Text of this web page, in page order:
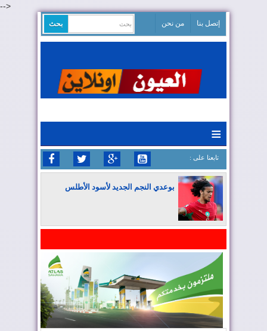
-->
إتصل بنا من نحن
≡
: تابعنا على
بوعدي النجم الجديد لأسود الأطلس
المغرب يعزز موقعه في صناعة الطيران